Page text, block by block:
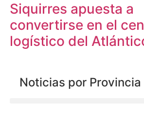
Siquirres apuesta a
convertirse en el
logístico del
Noticias por Provincia